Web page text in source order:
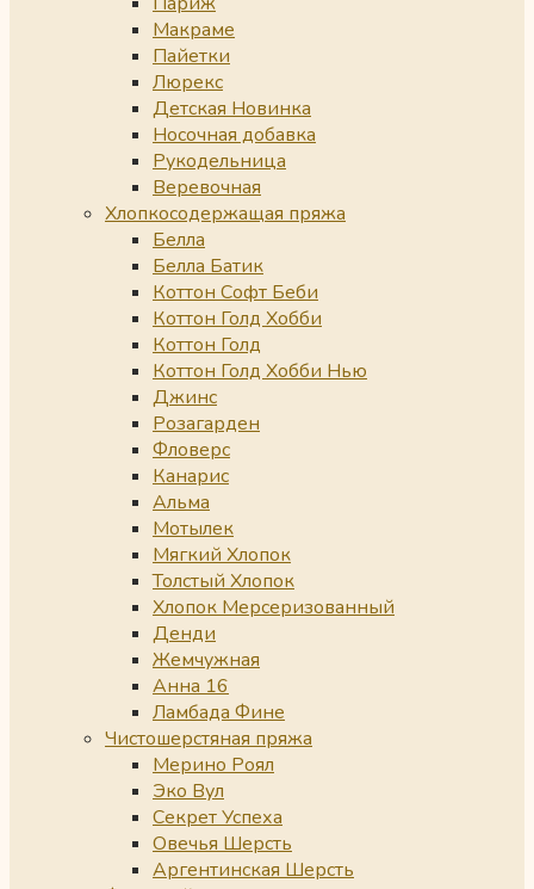
Макраме
Пайетки
Люрекс
Детская Новинка
Носочная добавка
Рукодельница
Веревочная
Хлопкосодержащая пряжа
Белла
Белла Батик
Коттон Софт Беби
Коттон Голд Хобби
Коттон Голд
Коттон Голд Хобби Нью
Джинс
Розагарден
Фловерс
Канарис
Альма
Мотылек
Мягкий Хлопок
Толстый Хлопок
Хлопок Мерсеризованный
Денди
Жемчужная
Анна 16
Ламбада Фине
Чистошерстяная пряжа
Мерино Роял
Эко Вул
Секрет Успеха
Овечья Шерсть
Аргентинская Шерсть